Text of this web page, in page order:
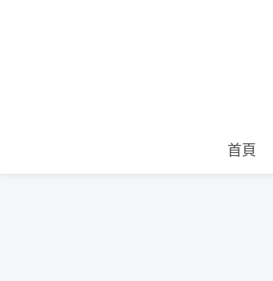
首頁